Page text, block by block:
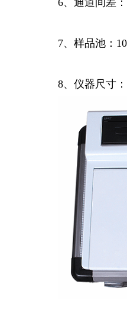
6、通道间差：
7、样品池：
8、仪器尺寸